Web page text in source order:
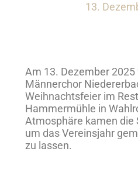
13.
Am 13. Dezember
Männerchor
Weihnachtsfeier im
Hammermühle in
Atmosphäre kamen die
um das Vereinsjahr
zu lassen.